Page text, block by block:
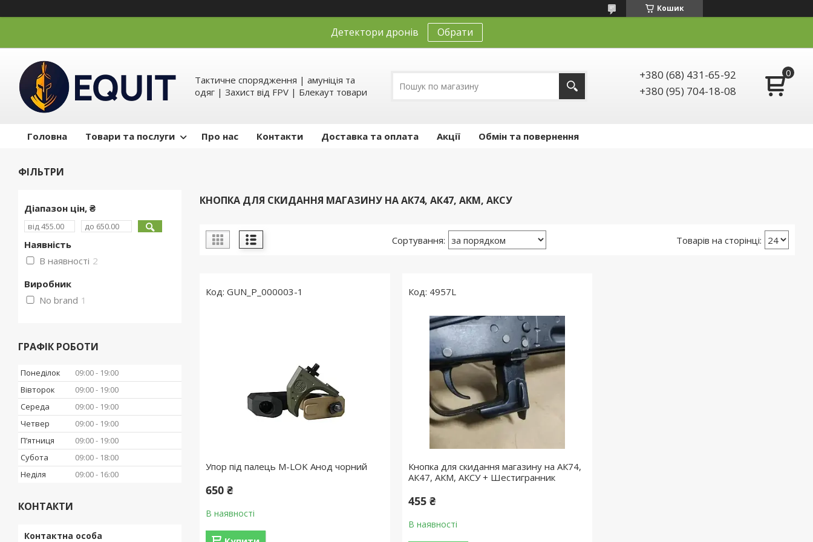
Кошик
Детектори дронів Обрати
Тактичне спорядження | амуніція та
одяг | Захист від FPV | Блекаут товари
+380 (68) 431-65-92
+380 (95) 704-18-08
Головна Товари та послуги Про нас Контакти Доставка та оплата Акції Обмін та повернення
КНОПКА ДЛЯ СКИДАННЯ МАГАЗИНУ НА АК74, АК47, АКМ, АКСУ
GUN_P_000003-1
Упор під палець M-LOK Анод чорний
650 ₴
В наявності
4957L
Кнопка для скидання магазину на АК74,
АК47, АКМ, АКСУ + Шестигранник
455 ₴
В наявності
ФІЛЬТРИ
Діапазон цін, ₴
Наявність
В наявності 2
Виробник
No brand 1
ГРАФІК РОБОТИ
Понеділок 09:00
19:00
Вівторок
09:00
19:00
Середа
09:00
19:00
Четвер
09:00
19:00
Пʼятниця
09:00
19:00
Субота
09:00
18:00
Неділя
09:00 16:00
КОНТАКТИ